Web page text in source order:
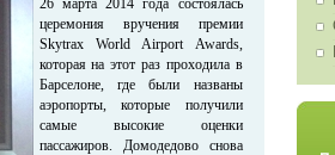
церемония вручения премии
Skytrax World Airport Awards,
которая на этот раз проходила в
Барселоне, где были названы
аэропорты, которые получили
самые высокие оценки
пассажиров. Домодедово снова